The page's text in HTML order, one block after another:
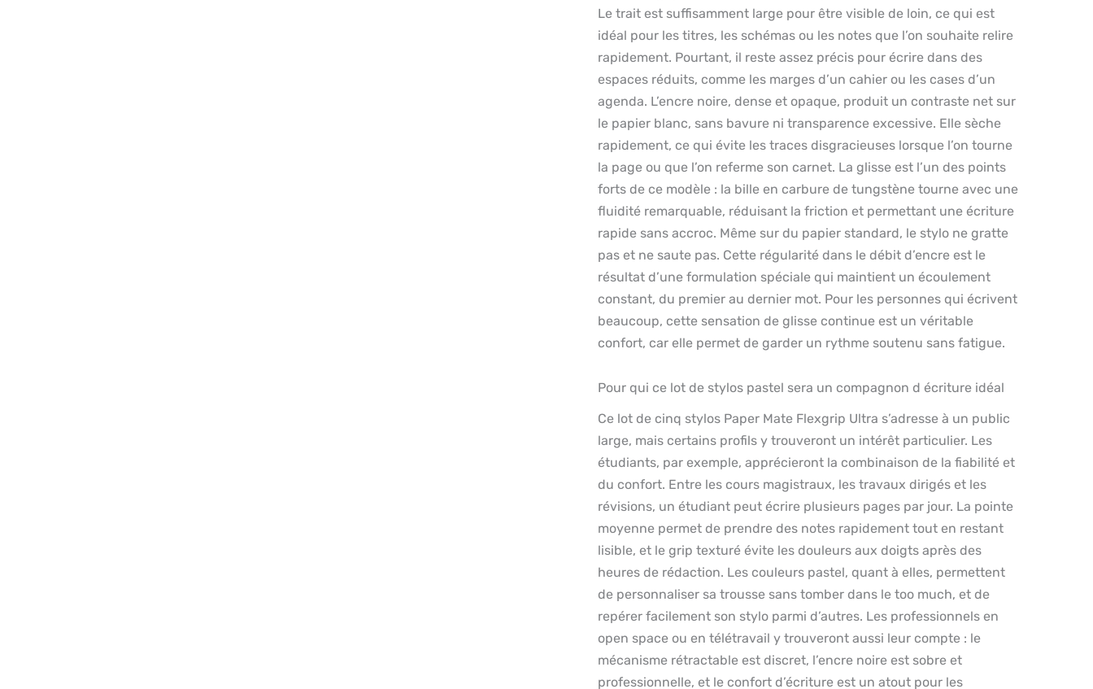
Le trait est suffisamment large pour être visible de loin, ce qui est
idéal pour les titres, les schémas ou les notes que l’on souhaite relire
rapidement. Pourtant, il reste assez précis pour écrire dans des
espaces réduits, comme les marges d’un cahier ou les cases d’un
agenda. L’encre noire, dense et opaque, produit un contraste net sur
le papier blanc, sans bavure ni transparence excessive. Elle sèche
rapidement, ce qui évite les traces disgracieuses lorsque l’on tourne
la page ou que l’on referme son carnet. La glisse est l’un des points
forts de ce modèle : la bille en carbure de tungstène tourne avec une
fluidité remarquable, réduisant la friction et permettant une écriture
rapide sans accroc. Même sur du papier standard, le stylo ne gratte
pas et ne saute pas. Cette régularité dans le débit d’encre est le
résultat d’une formulation spéciale qui maintient un écoulement
constant, du premier au dernier mot. Pour les personnes qui écrivent
beaucoup, cette sensation de glisse continue est un véritable
confort, car elle permet de garder un rythme soutenu sans fatigue.
Pour qui ce lot de stylos pastel sera un compagnon d écriture idéal
Ce lot de cinq stylos Paper Mate Flexgrip Ultra s’adresse à un public
large, mais certains profils y trouveront un intérêt particulier. Les
étudiants, par exemple, apprécieront la combinaison de la fiabilité et
du confort. Entre les cours magistraux, les travaux dirigés et les
révisions, un étudiant peut écrire plusieurs pages par jour. La pointe
moyenne permet de prendre des notes rapidement tout en restant
lisible, et le grip texturé évite les douleurs aux doigts après des
heures de rédaction. Les couleurs pastel, quant à elles, permettent
de personnaliser sa trousse sans tomber dans le too much, et de
repérer facilement son stylo parmi d’autres. Les professionnels en
open space ou en télétravail y trouveront aussi leur compte : le
mécanisme rétractable est discret, l’encre noire est sobre et
professionnelle, et le confort d’écriture est un atout pour les